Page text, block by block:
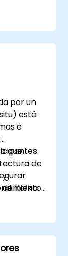
de
se
a sus
por un
está
e
que
y
Kafka.
de